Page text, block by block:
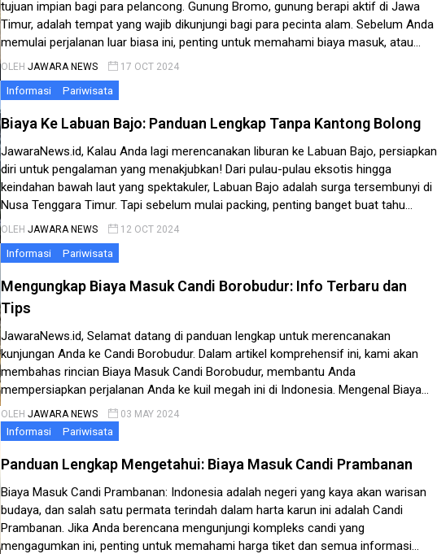
tujuan impian bagi para pelancong. Gunung Bromo, gunung berapi aktif di Jawa
Timur, adalah tempat yang wajib dikunjungi bagi para pecinta alam. Sebelum Anda
memulai perjalanan luar biasa ini, penting untuk memahami biaya masuk, atau
“Biaya Masuk Bromo.” Dalam artikel ini, kami akan memberikan panduan
komprehensif tentang […]
OLEH JAWARA NEWS 17 OCT 2024
Informasi Pariwisata
Biaya Ke Labuan Bajo: Panduan Lengkap Tanpa Kantong Bolong
JawaraNews.id, Kalau Anda lagi merencanakan liburan ke Labuan Bajo, persiapkan
diri untuk pengalaman yang menakjubkan! Dari pulau-pulau eksotis hingga
keindahan bawah laut yang spektakuler, Labuan Bajo adalah surga tersembunyi di
Nusa Tenggara Timur. Tapi sebelum mulai packing, penting banget buat tahu
perkiraan biaya perjalanan ke sana. Di sini, saya bakal bagikan rincian biaya
perjalanan, penginapan, makan, […]
OLEH JAWARA NEWS 12 OCT 2024
Informasi Pariwisata
Mengungkap Biaya Masuk Candi Borobudur: Info Terbaru dan
Tips
JawaraNews.id, Selamat datang di panduan lengkap untuk merencanakan
kunjungan Anda ke Candi Borobudur. Dalam artikel komprehensif ini, kami akan
membahas rincian Biaya Masuk Candi Borobudur, membantu Anda
mempersiapkan perjalanan Anda ke kuil megah ini di Indonesia. Mengenal Biaya
Masuk Candi Borobudur Untuk memastikan Anda memiliki perjalanan yang
berkesan dan hemat biaya ke Candi Borobudur, sangat […]
OLEH JAWARA NEWS 03 MAY 2024
Informasi Pariwisata
Panduan Lengkap Mengetahui: Biaya Masuk Candi Prambanan
Biaya Masuk Candi Prambanan: Indonesia adalah negeri yang kaya akan warisan
budaya, dan salah satu permata terindah dalam harta karun ini adalah Candi
Prambanan. Jika Anda berencana mengunjungi kompleks candi yang
mengagumkan ini, penting untuk memahami harga tiket dan semua informasi